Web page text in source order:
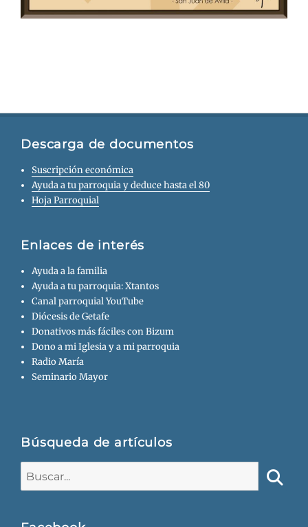
Descarga de documentos
Suscripción económica
Ayuda a tu parroquia y deduce hasta el 80
Hoja Parroquial
Enlaces de interés
Ayuda a la familia
Ayuda a tu parroquia: Xtantos
Canal parroquial YouTube
Diócesis de Getafe
Donativos más fáciles con Bizum
Dono a mi Iglesia y a mi parroquia
Radio María
Seminario Mayor
Búsqueda de artículos